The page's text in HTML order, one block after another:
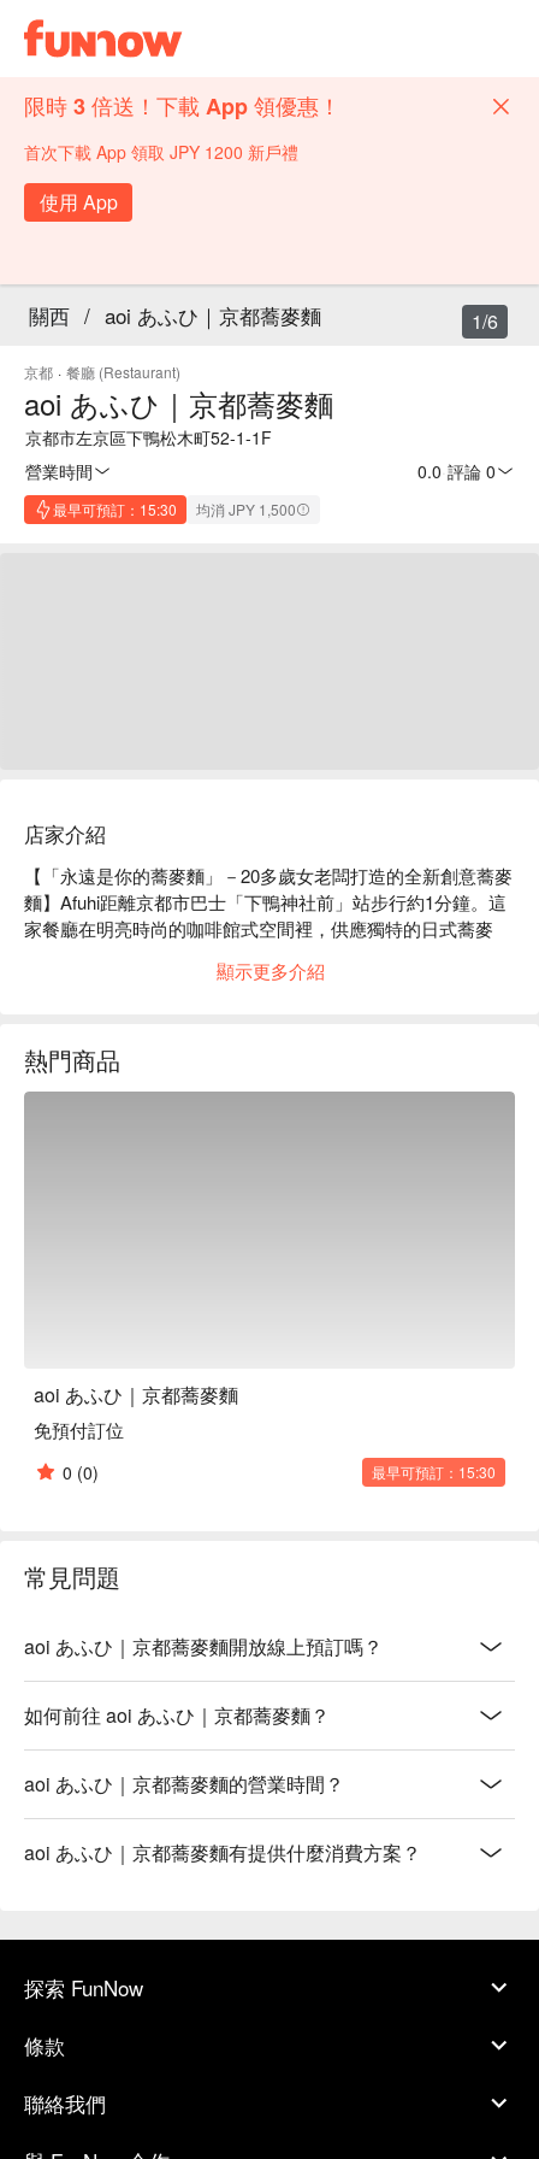
限時 3 倍送！下載 App 領優惠！
首次下載 App 領取 JPY 1200 新戶禮
使用 App
關西 / aoi あふひ｜京都蕎麥麵
京都 · 餐廳 (Restaurant)
aoi あふひ｜京都蕎麥麵
京都市左京區下鴨松木町52-1-1F
營業時間
0.0 評論 0
最早可預訂：15:30 均消 JPY 1,500
1/6
店家介紹
【「永遠是你的蕎麥麵」－20多歲女老闆打造的全新創意蕎麥
麵】Afuhi距離京都市巴士「下鴨神社前」站步行約1分鐘。這
家餐廳在明亮時尚的咖啡館式空間裡，供應獨特的日式蕎麥
條和湯底皆自製。特製湯底由三種海鮮及海帶湯底獨特融合而
顯示更多介紹
熱門商品
aoi あふひ｜京都蕎麥麵
免預付訂位
0 (0) 最早可預訂：15:30
常見問題
aoi あふひ｜京都蕎麥麵開放線上預訂嗎？
如何前往 aoi あふひ｜京都蕎麥麵？
aoi あふひ｜京都蕎麥麵的營業時間？
aoi あふひ｜京都蕎麥麵有提供什麼消費方案？
探索 FunNow
條款
聯絡我們